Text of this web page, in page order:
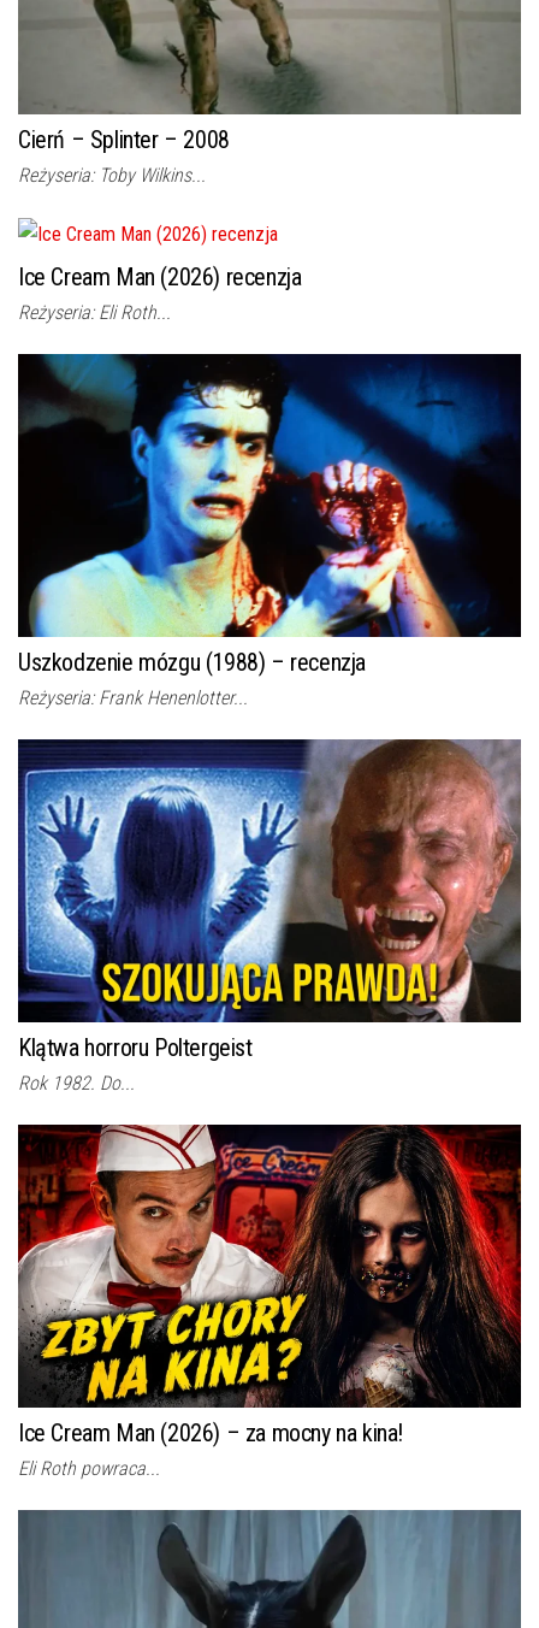
Cierń – Splinter – 2008
Reżyseria: Toby Wilkins...
Ice Cream Man (2026) recenzja
Reżyseria: Eli Roth...
Uszkodzenie mózgu (1988) – recenzja
Reżyseria: Frank Henenlotter...
Klątwa horroru Poltergeist
Rok 1982. Do...
Ice Cream Man (2026) – za mocny na kina!
Eli Roth powraca...